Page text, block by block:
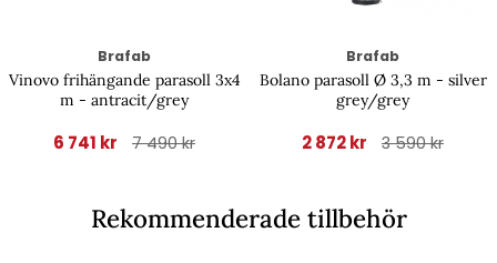
Brafab
Vinovo frihängande parasoll 3x4
m - antracit/grey
6 741 kr 7 490 kr
Brafab
Bolano parasoll Ø 3,3 m - silver
grey/grey
2 872 kr 3 590 kr
Rekommenderade tillbehör